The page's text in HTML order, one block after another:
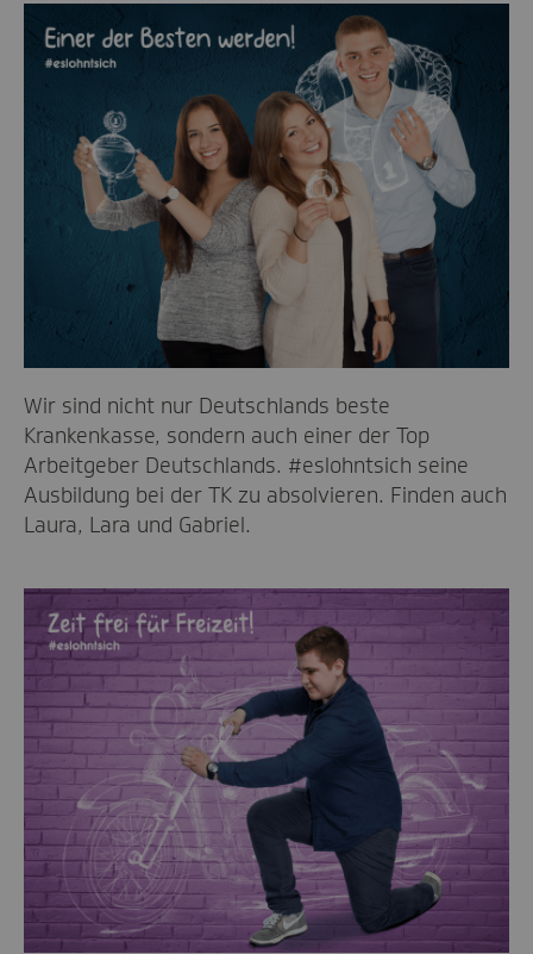
Wir sind nicht nur Deutschlands beste
Krankenkasse, sondern auch einer der Top
Arbeitgeber Deutschlands. #eslohntsich seine
Ausbildung bei der TK zu absolvieren. Finden auch
Laura, Lara und Gabriel.